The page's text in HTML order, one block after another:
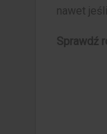
nawet
Sprawdź